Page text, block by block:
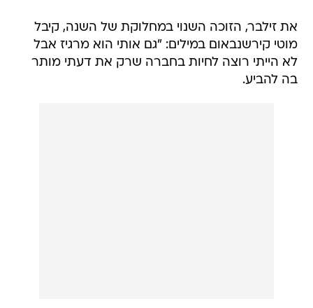
את זילבר, הזוכה השנוי במחלוקת של השנה, קיבל
מוטי קירשנבאום במילים: "גם אותי הוא מרגיז אבל
לא הייתי רוצה לחיות בחברה שרק את דעתי מותר
בה להביע.